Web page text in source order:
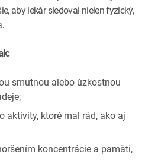
aby lekár sledoval nielen fyzický,
smutnou alebo úzkostnou
aktivity, ktoré mal rád, ako aj
koncentrácie a pamäti,